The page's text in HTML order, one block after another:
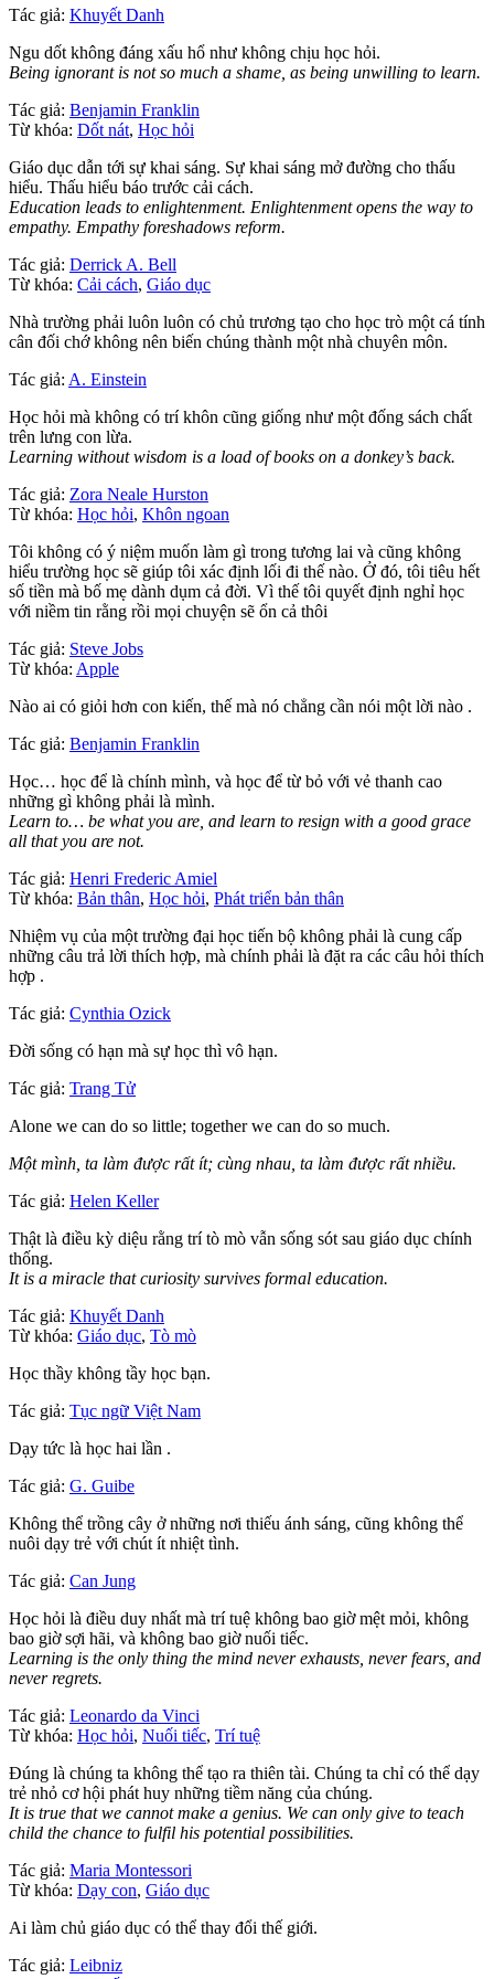
Tác giả: Khuyết Danh
Ngu dốt không đáng xấu hổ như không chịu học hỏi.
Being ignorant is not so much a shame, as being unwilling to learn.
Tác giả: Benjamin Franklin
Từ khóa: Dốt nát, Học hỏi
Giáo dục dẫn tới sự khai sáng. Sự khai sáng mở đường cho thấu
hiểu. Thấu hiểu báo trước cải cách.
Education leads to enlightenment. Enlightenment opens the way to
empathy. Empathy foreshadows reform.
Tác giả: Derrick A. Bell
Từ khóa: Cải cách, Giáo dục
Nhà trường phải luôn luôn có chủ trương tạo cho học trò một cá tính
cân đối chớ không nên biến chúng thành một nhà chuyên môn.
Tác giả: A. Einstein
Học hỏi mà không có trí khôn cũng giống như một đống sách chất
trên lưng con lừa.
Learning without wisdom is a load of books on a donkey’s back.
Tác giả: Zora Neale Hurston
Từ khóa: Học hỏi, Khôn ngoan
Tôi không có ý niệm muốn làm gì trong tương lai và cũng không
hiểu trường học sẽ giúp tôi xác định lối đi thế nào. Ở đó, tôi tiêu hết
số tiền mà bố mẹ dành dụm cả đời. Vì thế tôi quyết định nghỉ học
với niềm tin rằng rồi mọi chuyện sẽ ổn cả thôi
Tác giả: Steve Jobs
Từ khóa: Apple
Nào ai có giỏi hơn con kiến, thế mà nó chẳng cần nói một lời nào .
Tác giả: Benjamin Franklin
Học… học để là chính mình, và học để từ bỏ với vẻ thanh cao
những gì không phải là mình.
Learn to… be what you are, and learn to resign with a good grace
all that you are not.
Tác giả: Henri Frederic Amiel
Từ khóa: Bản thân, Học hỏi, Phát triển bản thân
Nhiệm vụ của một trường đại học tiến bộ không phải là cung cấp
những câu trả lời thích hợp, mà chính phải là đặt ra các câu hỏi thích
hợp .
Tác giả: Cynthia Ozick
Đời sống có hạn mà sự học thì vô hạn.
Tác giả: Trang Tử
Alone we can do so little; together we can do so much.
Một mình, ta làm được rất ít; cùng nhau, ta làm được rất nhiều.
Tác giả: Helen Keller
Thật là điều kỳ diệu rằng trí tò mò vẫn sống sót sau giáo dục chính
thống.
It is a miracle that curiosity survives formal education.
Tác giả: Khuyết Danh
Từ khóa: Giáo dục, Tò mò
Học thầy không tầy học bạn.
Tác giả: Tục ngữ Việt Nam
Dạy tức là học hai lần .
Tác giả: G. Guibe
Không thể trồng cây ở những nơi thiếu ánh sáng, cũng không thể
nuôi dạy trẻ với chút ít nhiệt tình.
Tác giả: Can Jung
Học hỏi là điều duy nhất mà trí tuệ không bao giờ mệt mỏi, không
bao giờ sợi hãi, và không bao giờ nuối tiếc.
Learning is the only thing the mind never exhausts, never fears, and
never regrets.
Tác giả: Leonardo da Vinci
Từ khóa: Học hỏi, Nuối tiếc, Trí tuệ
Đúng là chúng ta không thể tạo ra thiên tài. Chúng ta chỉ có thể dạy
trẻ nhỏ cơ hội phát huy những tiềm năng của chúng.
It is true that we cannot make a genius. We can only give to teach
child the chance to fulfil his potential possibilities.
Tác giả: Maria Montessori
Từ khóa: Dạy con, Giáo dục
Ai làm chủ giáo dục có thể thay đổi thế giới.
Tác giả: Leibniz